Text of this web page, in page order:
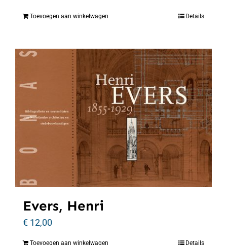
Toevoegen aan winkelwagen Details
Evers, Henri
€ 12,00
Toevoegen aan winkelwagen Details